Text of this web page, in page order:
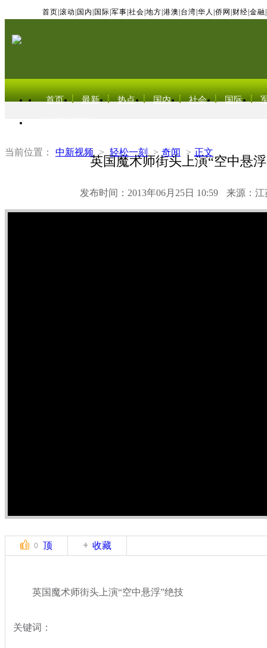
首页 滚动 国内 国际 军事 社会 地方 港澳 台湾 华人 侨网 财经 金融
首页 最新 热点 国内 社会 国际
当前位置： 中新视频 > 轻松一刻 > 奇闻 > 正文
英国魔术师街头上演“空中悬
发布时间：2013年06月25日 10:59 来源：江
0 顶 收藏
英国魔术师街头上演“空中悬浮”绝技
关键词：